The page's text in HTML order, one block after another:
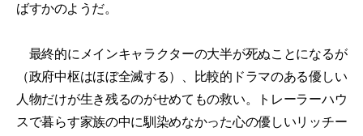
ばすかのようだ。
最終的にメインキャラクターの大半が死ぬことになるが
（政府中枢はほぼ全滅する）、比較的ドラマのある優しい
人物だけが生き残るのがせめてもの救い。トレーラーハウ
スで暮らす家族の中に馴染めなかった心の優しいリッチー